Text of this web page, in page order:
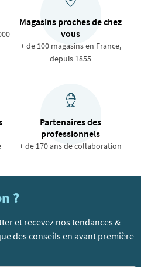
Magasins proches de chez
vous
+ de 100 magasins en France,
depuis 1855
Partenaires des
professionnels
+ de 170 ans de collaboration
?
et recevez nos tendances &
des conseils en avant première